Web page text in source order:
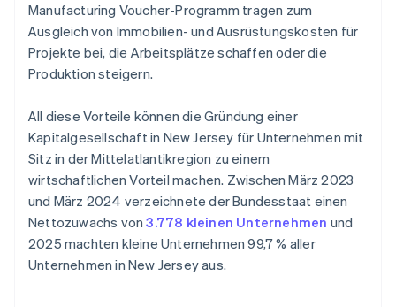
Manufacturing Voucher-Programm tragen zum
Ausgleich von Immobilien- und Ausrüstungskosten für
Projekte bei, die Arbeitsplätze schaffen oder die
Produktion steigern.
All diese Vorteile können die Gründung einer
Kapitalgesellschaft in New Jersey für Unternehmen mit
Sitz in der Mittelatlantikregion zu einem
wirtschaftlichen Vorteil machen. Zwischen März 2023
und März 2024 verzeichnete der Bundesstaat einen
Nettozuwachs von3.778 kleinen Unternehmen und
2025 machten kleine Unternehmen 99,7 % aller
Unternehmen in New Jersey aus.